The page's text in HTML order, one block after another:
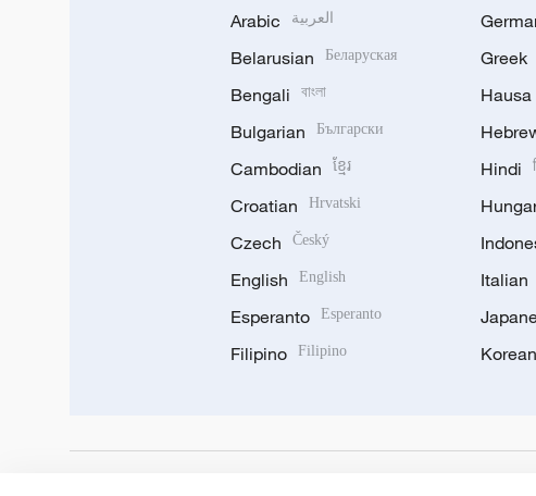
Arabic العربية
Belarusian Беларуская
Bengali বাংলা
Bulgarian Български
Cambodian ខ្មែរ
Croatian Hrvatski
Czech Český
English English
Esperanto Esperanto
Filipino Filipino
Greek
Hausa
Hindi
Italian
Korean